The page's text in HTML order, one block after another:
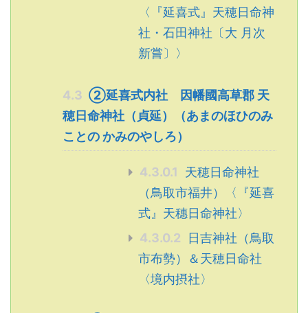
〈『延喜式』天穂日命神
社・石田神社〔大 月次
新嘗〕〉
4.3 ②延喜式内社 因幡國高草郡 天
穂日命神社（貞延）（あまのほひのみ
ことの かみのやしろ）
4.3.0.1
天穂日命神社
（鳥取市福井）〈『延喜
式』天穗日命神社〉
4.3.0.2
日吉神社（鳥取
市布勢）＆天穂日命社
〈境内摂社〉